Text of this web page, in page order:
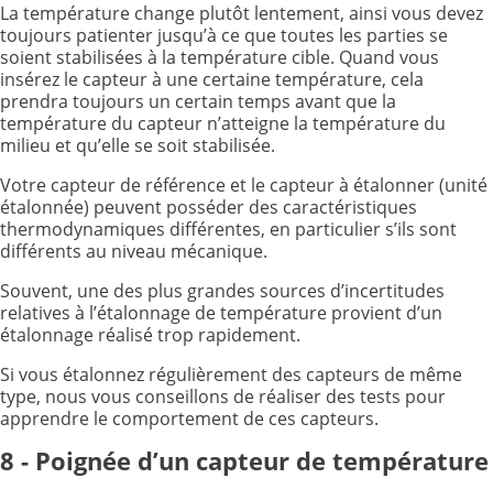
La température change plutôt lentement, ainsi vous devez
toujours patienter jusqu’à ce que toutes les parties se
soient stabilisées à la température cible. Quand vous
insérez le capteur à une certaine température, cela
prendra toujours un certain temps avant que la
température du capteur n’atteigne la température du
milieu et qu’elle se soit stabilisée.
Votre capteur de référence et le capteur à étalonner (unité
étalonnée) peuvent posséder des caractéristiques
thermodynamiques différentes, en particulier s’ils sont
différents au niveau mécanique.
Souvent, une des plus grandes sources d’incertitudes
relatives à l’étalonnage de température provient d’un
étalonnage réalisé trop rapidement.
Si vous étalonnez régulièrement des capteurs de même
type, nous vous conseillons de réaliser des tests pour
apprendre le comportement de ces capteurs.
8 - Poignée d’un capteur de température